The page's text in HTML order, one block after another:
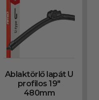
Ablaktörlő lapát U
profilos 19″
480mm